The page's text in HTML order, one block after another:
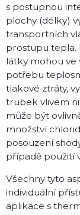
s postupnou
plochy (délky)
transportních
prostupu tepla.
látky mohou ve
potřebu
tlakové ztráty,
trubek vlivem
může být
množství
posouzení
případě použití
Všechny tyto
individuální
aplikace s